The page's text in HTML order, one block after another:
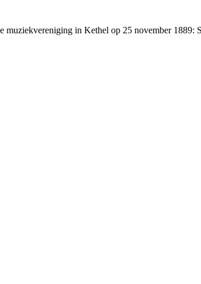
in Kethel op 25 november 1889: